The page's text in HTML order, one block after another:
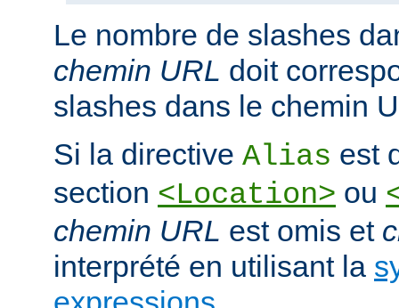
Le nombre de slashes
chemin URL doit
slashes dans le chemin
Si la directive Alias est
section <Location> ou
chemin URL est omis et
interprété en utilisant la